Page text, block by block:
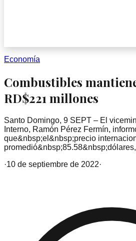
Economía
Combustibles
RD$221 millones
Santo Domingo, 9 SEPT – El
Interno, Ramón Pérez Fermín,
que&nbsp;el&nbsp;precio
·10 de septiembre de 2022·